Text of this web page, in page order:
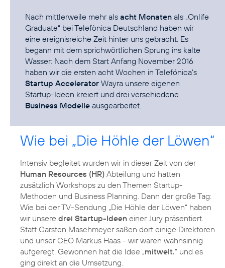
Nach mittlerweile mehr als acht Monaten als „Onlife
Graduate“ bei Telefònica Deutschland haben wir
eine ereignisreiche Zeit hinter uns gebracht. Es
begann mit dem sprichwörtlichen Sprung ins kalte
Wasser: Nach dem Start Anfang November 2016
haben wir die ersten acht Wochen in Telefónica’s
Startup Accelerator Wayra unsere eigenen
Startup-Ideen kreiert und drei verschiedene
Business Modelle ausgearbeitet.
Wie bei „Die Höhle der Löwen“
Intensiv begleitet wurden wir in dieser Zeit von der
Human Resources (HR) Abteilung und hatten
zusätzlich Workshops zu den Themen Startup-
Methoden und Business Planning. Dann der große Tag:
Wie bei der TV-Sendung „Die Höhle der Löwen“ haben
wir unsere drei Startup-Ideen einer Jury präsentiert.
Statt Carsten Maschmeyer saßen dort einige Direktoren
und unser CEO Markus Haas - wir waren wahnsinnig
aufgeregt. Gewonnen hat die Idee „mitwelt.“ und es
ging direkt an die Umsetzung.